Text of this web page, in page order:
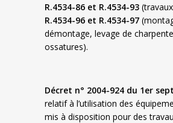
R.4534-86 et R.4534-93
R.4534-96 et R.4534-97
démontage, levage de
ossatures).
Décret n° 2004-924 du 1er
relatif à l’utilisation des
mis à disposition pour des